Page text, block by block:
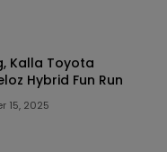
Kalla Toyota
Hybrid Fun Run
15, 2025